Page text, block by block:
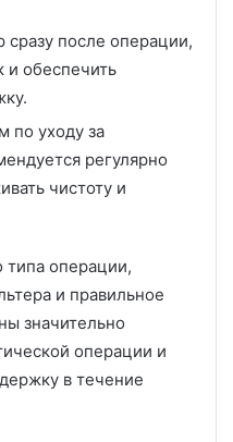
сразу после операции,
и обеспечить
по уходу за
регулярно
чистоту и
типа операции,
и правильное
значительно
операции и
в течение